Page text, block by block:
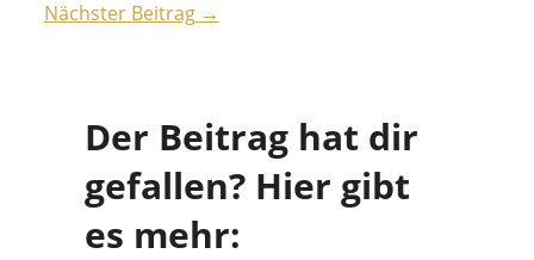
Nächster Beitrag →
Der Beitrag hat dir
gefallen? Hier gibt
es mehr: